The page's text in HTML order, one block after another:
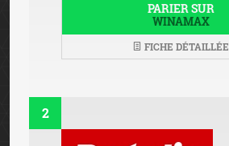
PARIER SUR
WINAMAX
FICHE DÉTAILLÉE
2